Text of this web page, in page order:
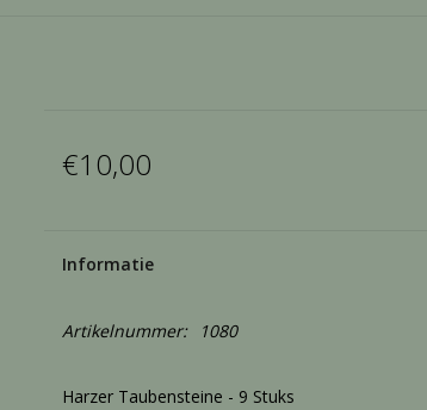
€10,00
Informatie
Artikelnummer: 1080
Harzer Taubensteine - 9 Stuks